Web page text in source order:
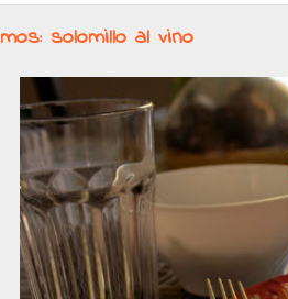
solomillo al vino